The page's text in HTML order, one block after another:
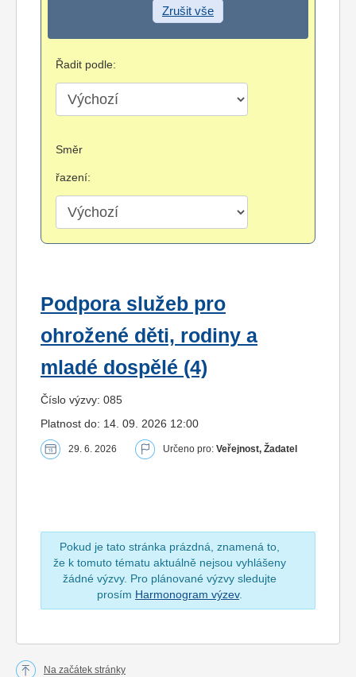
Zrušit vše
Řadit podle:
Směr
řazení:
Podpora služeb pro
ohrožené děti, rodiny a
mladé dospělé (4)
Číslo výzvy: 085
Platnost do: 14. 09. 2026 12:00
29. 6. 2026 Určeno pro: Veřejnost, Žadatel
Pokud je tato stránka prázdná, znamená to,
že k tomuto tématu aktuálně nejsou vyhlášeny
žádné výzvy. Pro plánované výzvy sledujte
prosím Harmonogram výzev.
Na začátek stránky